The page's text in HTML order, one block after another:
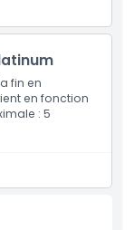
fin en
en fonction
: 5